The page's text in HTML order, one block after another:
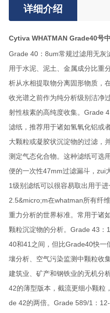
详细介绍
Cytiva WHATMAN Grade40号
Grade 40：8um常规过滤用无灰
用于水泥、泥土、金属成分比重
析从水相提取物分离固形物质，
收光谱之前作为纯分析级别洁净
射性核素的高纯度收集。Grade
滤纸，推荐用于诸如氢氧化铝或
大颗粒或凝胶状沉淀物的过滤，
测定气态化合物。这种滤纸可选
便的一次性47mm过滤漏斗，zui
1级别滤纸可以很容易取出用于
2.5&micro;m在whatman所有纤
重力分析的世界标准。常用于诸
颗粒沉淀物的分析。Grade 43
40和41之间，但比Grade40快一
壤分析、空气污染监测中颗粒收
建筑业、矿产和钢铁业的无机分
42的薄型版本，截流更细小颗粒
de 42的两倍。Grade 589/1：